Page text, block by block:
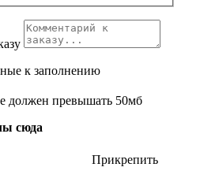
к заполнению
должен превышать 50мб
сюда
Прикрепить